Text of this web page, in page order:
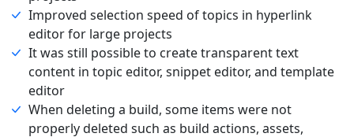
Improved selection speed of topics in hyperlink
editor for large projects
It was still possible to create transparent text
content in topic editor, snippet editor, and template
editor
When deleting a build, some items were not
properly deleted such as build actions, assets,